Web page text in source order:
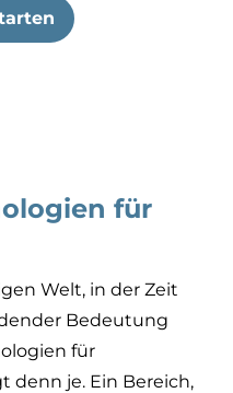
für
Welt, in der Zeit
Bedeutung
für
denn je. Ein Bereich,